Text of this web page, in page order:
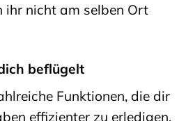
ihr nicht am selben Ort
beflügelt
Funktionen, die dir
effizienter zu erledigen.